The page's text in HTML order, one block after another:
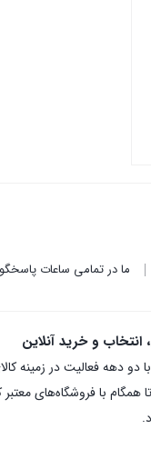
ما در تمامی ساعات
و خرید آنلاین
با فروشگاه‌های